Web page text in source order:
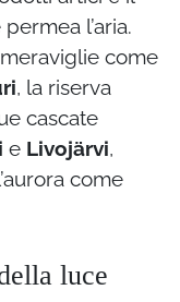
l’aria.
come
, la riserva
cascate
e Livojärvi,
come
luce